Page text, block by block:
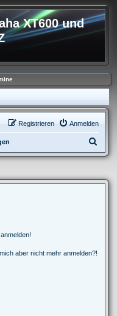
XT600 und
Anmelden
Registrieren
u
h
aber nicht mehr anmelden?!